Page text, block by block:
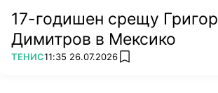
17-годишен срещу Григор
Димитров в Мексико
ПОВЕЧЕ ОТ
ТЕНИС11:35 26.07.2026 add favorites